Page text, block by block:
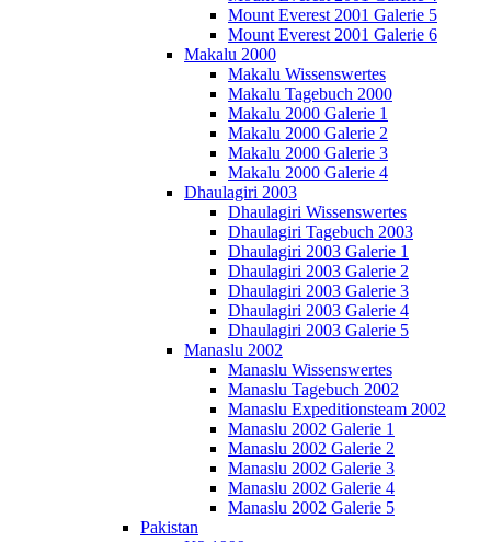
Mount Everest 2001 Galerie 5
Mount Everest 2001 Galerie 6
Makalu 2000
Makalu Wissenswertes
Makalu Tagebuch 2000
Makalu 2000 Galerie 1
Makalu 2000 Galerie 2
Makalu 2000 Galerie 3
Makalu 2000 Galerie 4
Dhaulagiri 2003
Dhaulagiri Wissenswertes
Dhaulagiri Tagebuch 2003
Dhaulagiri 2003 Galerie 1
Dhaulagiri 2003 Galerie 2
Dhaulagiri 2003 Galerie 3
Dhaulagiri 2003 Galerie 4
Dhaulagiri 2003 Galerie 5
Manaslu 2002
Manaslu Wissenswertes
Manaslu Tagebuch 2002
Manaslu Expeditionsteam 2002
Manaslu 2002 Galerie 1
Manaslu 2002 Galerie 2
Manaslu 2002 Galerie 3
Manaslu 2002 Galerie 4
Manaslu 2002 Galerie 5
Pakistan